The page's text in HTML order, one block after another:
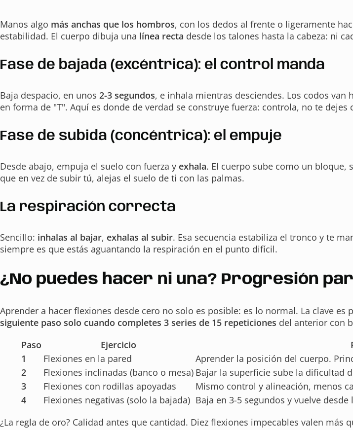
Manos algo más anchas que los hombros, con los dedos al frente o ligeramente
estabilidad. El cuerpo dibuja una línea recta desde los talones hasta la cabeza: ni
Fase de bajada (excéntrica): el control manda
Baja despacio, en unos 2-3 segundos, e inhala mientras desciendes. Los codos van
en forma de "T". Aquí es donde de verdad se construye fuerza: controla, no te dejes
Fase de subida (concéntrica): el empuje
Desde abajo, empuja el suelo con fuerza y exhala. El cuerpo sube como un
que en vez de subir tú, alejas el suelo de ti con las palmas.
La respiración correcta
Sencillo: inhalas al bajar, exhalas al subir. Esa secuencia estabiliza el tronco y te
siempre es que estás aguantando la respiración en el punto difícil.
¿No puedes hacer ni una? Progresión
Aprender a hacer flexiones desde cero no solo es posible: es lo normal. La clave
siguiente paso solo cuando completes 3 series de 15 repeticiones del anterior con
Paso
Ejercicio
1
Flexiones en la pared
Aprender la posición del cuerpo.
2
Flexiones inclinadas (banco o mesa) Bajar la superficie sube la dificultad
3
Flexiones con rodillas apoyadas
Mismo control y alineación, menos
4
Flexiones negativas (solo la bajada) Baja en 3-5 segundos y vuelve
¿La regla de oro? Calidad antes que cantidad. Diez flexiones impecables valen más